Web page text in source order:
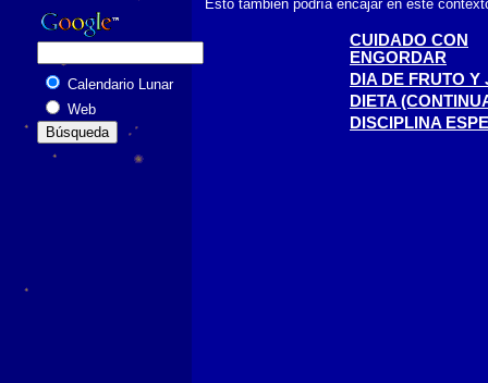
Esto también podría encajar en este
CUIDADO CON
ENGORDAR
DIA DE FRUTO Y
DIETA
DISCIPLINA
Calendario Lunar
Web